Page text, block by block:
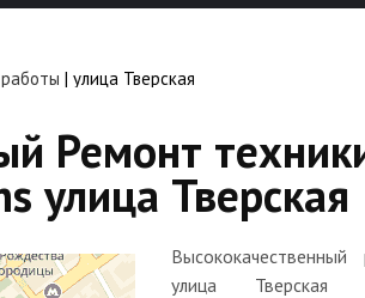
| улица Тверская
Ремонт
улица Тверская
улица